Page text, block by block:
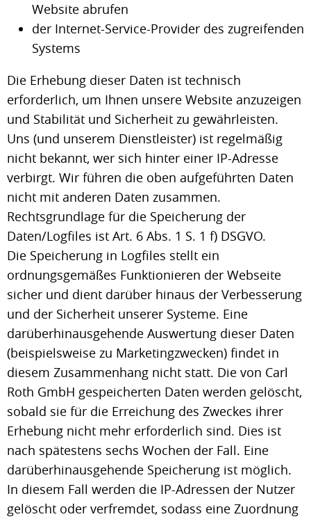
Website abrufen
der Internet-Service-Provider des zugreifenden
Systems
Die Erhebung dieser Daten ist technisch
erforderlich, um Ihnen unsere Website anzuzeigen
und Stabilität und Sicherheit zu gewährleisten.
Uns (und unserem Dienstleister) ist regelmäßig
nicht bekannt, wer sich hinter einer IP-Adresse
verbirgt. Wir führen die oben aufgeführten Daten
nicht mit anderen Daten zusammen.
Rechtsgrundlage für die Speicherung der
Daten/Logfiles ist Art. 6 Abs. 1 S. 1 f) DSGVO.
Die Speicherung in Logfiles stellt ein
ordnungsgemäßes Funktionieren der Webseite
sicher und dient darüber hinaus der Verbesserung
und der Sicherheit unserer Systeme. Eine
darüberhinausgehende Auswertung dieser Daten
(beispielsweise zu Marketingzwecken) findet in
diesem Zusammenhang nicht statt. Die von Carl
Roth GmbH gespeicherten Daten werden gelöscht,
sobald sie für die Erreichung des Zweckes ihrer
Erhebung nicht mehr erforderlich sind. Dies ist
nach spätestens sechs Wochen der Fall. Eine
darüberhinausgehende Speicherung ist möglich.
In diesem Fall werden die IP-Adressen der Nutzer
gelöscht oder verfremdet, sodass eine Zuordnung